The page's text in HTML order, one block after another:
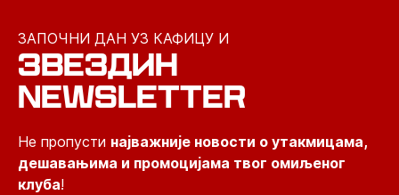
ЗАПОЧНИ ДАН УЗ КАФИЦУ И
ЗВЕЗДИН
NEWSLETTER
Не пропусти најважније новости о утакмицама,
дешавањима и промоцијама твог омиљеног
клуба!